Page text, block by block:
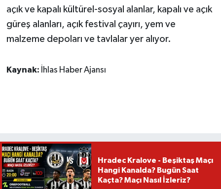
açık ve kapalı kültürel-sosyal alanlar, kapalı ve açık
güreş alanları, açık festival çayırı, yem ve
malzeme depoları ve tavlalar yer alıyor.
Kaynak: İhlas Haber Ajansı
Hradec Kralove - Beşiktaş Maçı
Hangi Kanalda? Bugün Saat
Kaçta? Maçı Nasıl İzleriz?